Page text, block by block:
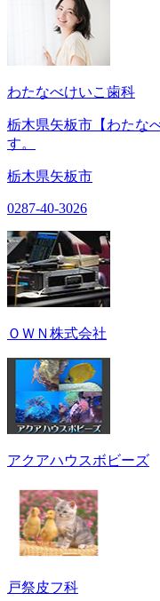
わたなべけいこ歯科
栃木県矢板市【わたな
す。
栃木県矢板市
0287-40-3026
ＯＷＮ株式会社
アクアハウスボビーズ
戸祭皮フ科